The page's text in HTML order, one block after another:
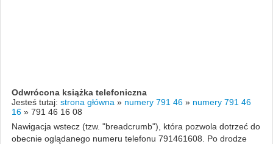
Odwrócona książka telefoniczna
Jesteś tutaj: strona główna » numery 791 46 » numery 791 46
16 » 791 46 16 08
Nawigacja wstecz (tzw. "breadcrumb"), która pozwola dotrzeć do
obecnie oglądanego numeru telefonu 791461608. Po drodze